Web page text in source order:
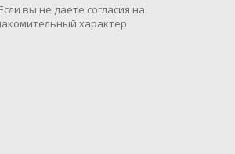
вы не даете согласия на
характер.